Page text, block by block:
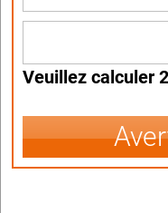
Veuillez calculer